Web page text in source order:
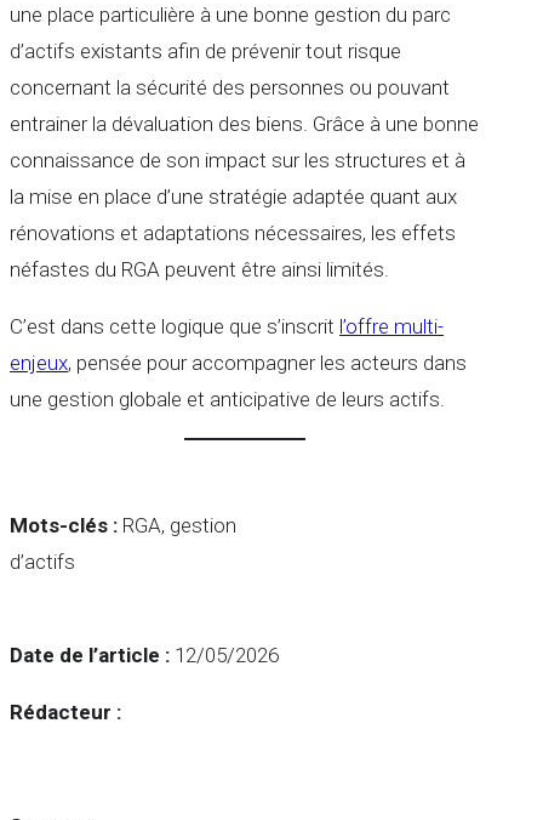
une place particulière à une bonne gestion du parc
d’actifs existants afin de prévenir tout risque
concernant la sécurité des personnes ou pouvant
entrainer la dévaluation des biens. Grâce à une bonne
connaissance de son impact sur les structures et à
la mise en place d’une stratégie adaptée quant aux
rénovations et adaptations nécessaires, les effets
néfastes du RGA peuvent être ainsi limités.
C’est dans cette logique que s’inscrit l’offre multi-
enjeux, pensée pour accompagner les acteurs dans
une gestion globale et anticipative de leurs actifs.
Mots-clés : RGA, gestion
d’actifs
Date de l’article : 12/05/2026
Rédacteur :